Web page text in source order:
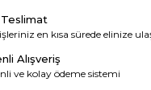
Teslimat
en kısa sürede elinize
Alışveriş
ve kolay ödeme sistemi